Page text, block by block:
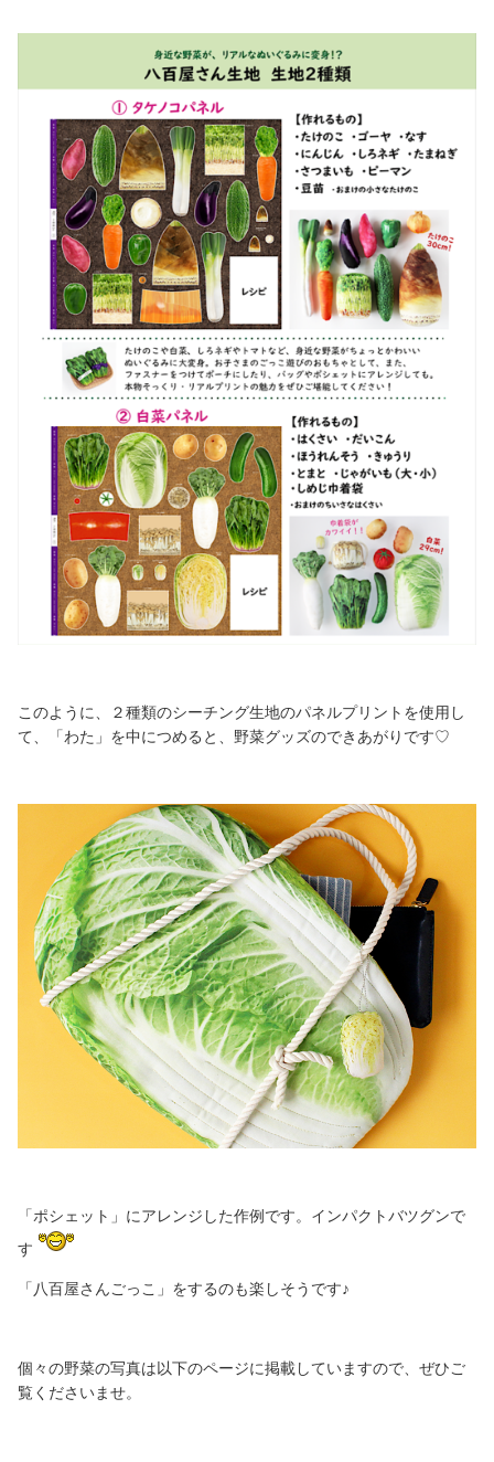
このように、２種類のシーチング生地のパネルプリントを使用し
て、「わた」を中につめると、野菜グッズのできあがりです♡
「ポシェット」にアレンジした作例です。インパクトバツグンで
す
「八百屋さんごっこ」をするのも楽しそうです♪
個々の野菜の写真は以下のページに掲載していますので、ぜひご
覧くださいませ。